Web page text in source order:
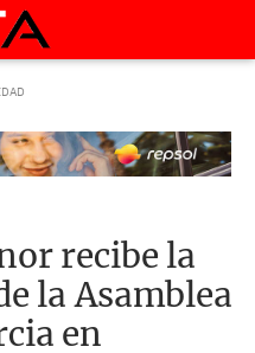
recibe la
la Asamblea
en